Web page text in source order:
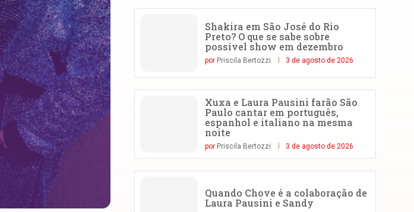
Shakira em São José do Rio
Preto? O que se sabe sobre
possível show em dezembro
por Priscila Bertozzi 3 de agosto de 2026
Xuxa e Laura Pausini farão São
Paulo cantar em português,
espanhol e italiano na mesma
noite
por Priscila Bertozzi 3 de agosto de 2026
Quando Chove é a colaboração de
Laura Pausini e Sandy